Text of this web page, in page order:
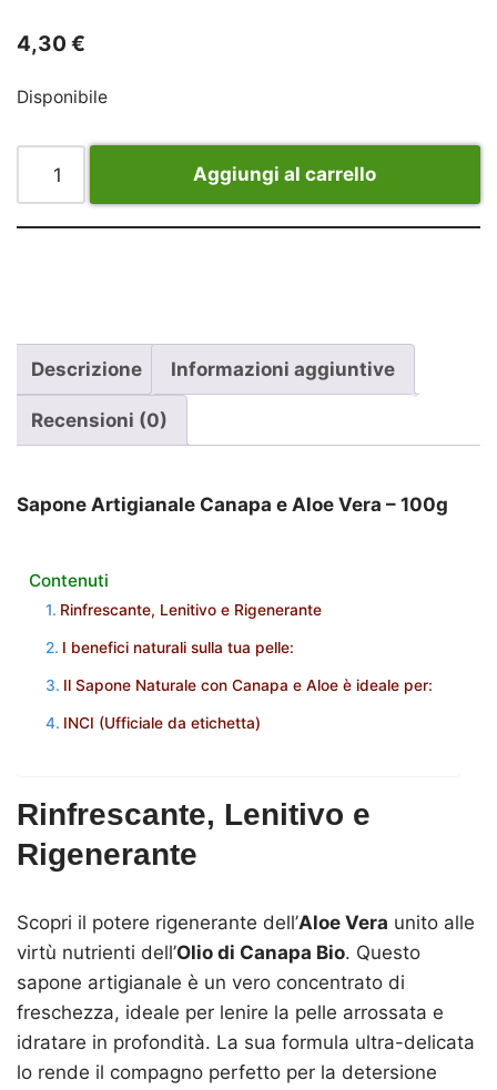
4,30 €
Disponibile
Aggiungi al carrello
Descrizione Informazioni aggiuntive
Recensioni (0)
Sapone Artigianale Canapa e Aloe Vera – 100g
Contenuti
Rinfrescante, Lenitivo e Rigenerante
I benefici naturali sulla tua pelle:
Il Sapone Naturale con Canapa e Aloe è ideale per:
INCI (Ufficiale da etichetta)
Rinfrescante, Lenitivo e
Rigenerante
Scopri il potere rigenerante dell’Aloe Vera unito alle
virtù nutrienti dell’Olio di Canapa Bio. Questo
sapone artigianale è un vero concentrato di
freschezza, ideale per lenire la pelle arrossata e
idratare in profondità. La sua formula ultra-delicata
lo rende il compagno perfetto per la detersione